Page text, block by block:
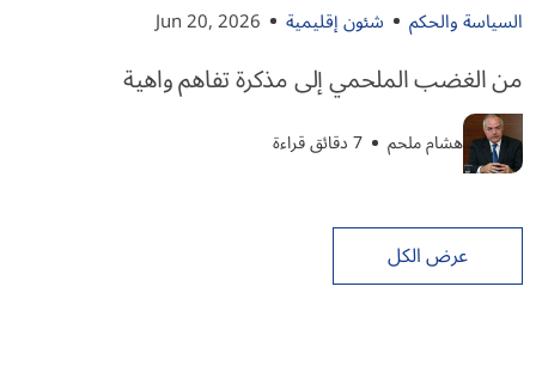
السياسة والحكم شئون إقليمية Jun 20, 2026
من الغضب الملحمي إلى مذكرة تفاهم واهية
هشام ملحم 7 دقائق قراءة
عرض الكل